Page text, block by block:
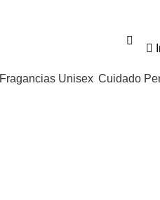
Fragancias Unisex Cuidado